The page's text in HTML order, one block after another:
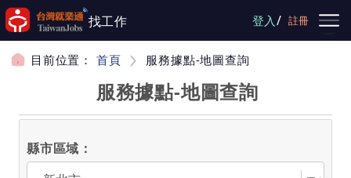
跳到主要內容
找工作 登入/ 註冊
目前位置： 首頁 服務據點-地圖查詢
服務據點-地圖查詢
縣市區域：
選擇縣市